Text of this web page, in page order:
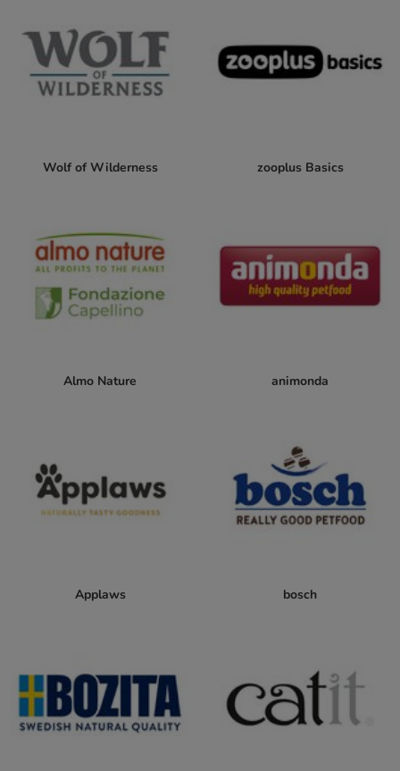
Wolf of Wilderness zooplus Basics
Almo Nature animonda
Applaws bosch